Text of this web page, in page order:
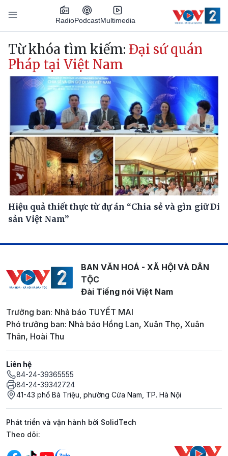
Nhảy đến nội dung
RadioPodcastMultimedia
Main navigation
Từ khóa tìm kiếm: Đại sứ quán
Pháp tại Việt Nam
Hiệu quả thiết thực từ dự án “Chia sẻ và gìn giữ Di
sản Việt Nam”
BAN VĂN HOÁ - XÃ HỘI VÀ DÂN
TỘC
Đài Tiếng nói Việt Nam
Trưởng ban: Nhà báo TUYẾT MAI
Phó trưởng ban: Nhà báo Hồng Lan, Xuân Thọ, Xuân
Thân, Hoài Thu
Liên hệ
84-24-39365555
84-24-39342724
41-43 phố Bà Triệu, phường Cửa Nam, TP. Hà Nội
Phát triển và vận hành bởi SolidTech
Mạng xã hội
Theo dõi: